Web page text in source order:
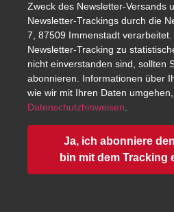
Zweck des Newsletter-Versands
Newsletter-Trackings durch die
7, 87509 Immenstadt
Newsletter-Tracking zu
nicht einverstanden sind, sollten
abonnieren. Informationen über
wie wir mit Ihren Daten
Datenschutzhinweisen
Ja, ich abonniere
bin mit dem Tracking